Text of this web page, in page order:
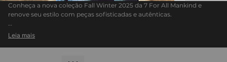
Conheça a nova coleção Fall Winter 2025 da 7 For All Mankind e
renove seu estilo com peças sofisticadas e autênticas.
Inspirada nas últimas tendências, a coleção combina elegância
atemporal com inovação em cada detalhe.
Descubra jeans premium e roupas exclusivas, perfeitas para compor
Leia mais